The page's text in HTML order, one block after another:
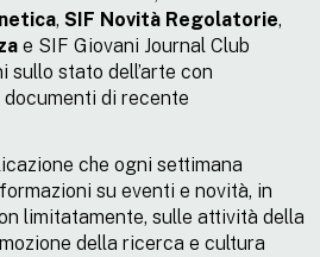
, SIF Novità Regolatorie,
e SIF Giovani Journal Club
stato dell’arte con
di recente
che ogni settimana
su eventi e novità, in
limitatamente, sulle attività della
della ricerca e cultura